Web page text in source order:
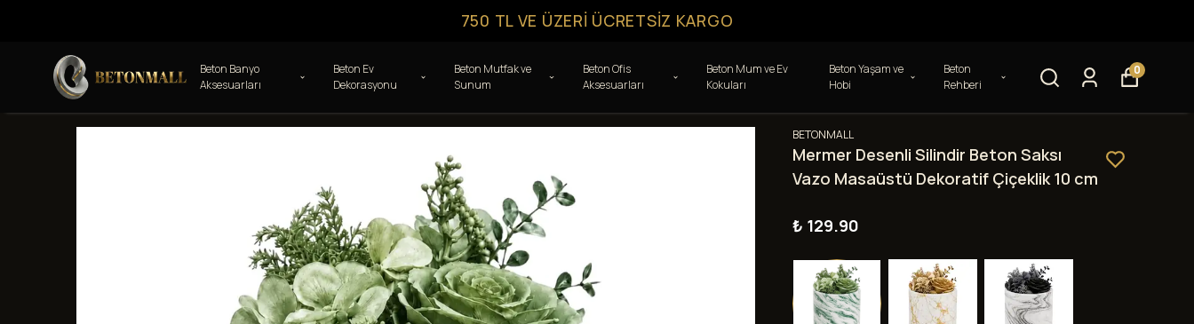
750 TL VE ÜZERI ÜCRETSIZ KARGO
Beton Banyo
Aksesuarları
Beton Ev
Dekorasyonu
Beton Mutfak ve
Sunum
Beton Ofis
Aksesuarları
Beton Mum ve Ev
Kokuları
Beton Yaşam ve
Hobi
Beton
Rehberi
0
BETONMALL
Mermer Desenli Silindir Beton Saksı
Vazo Masaüstü Dekoratif Çiçeklik 10 cm
₺ 129.90